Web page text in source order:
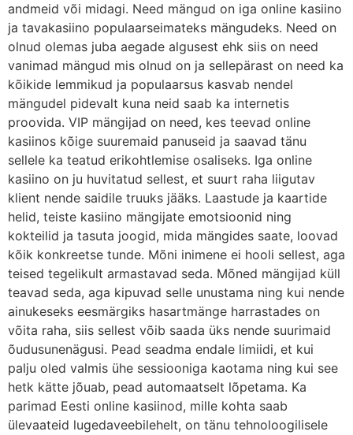
andmeid või midagi. Need mängud on iga online kasiino
ja tavakasiino populaarseimateks mängudeks. Need on
olnud olemas juba aegade algusest ehk siis on need
vanimad mängud mis olnud on ja sellepärast on need ka
kõikide lemmikud ja populaarsus kasvab nendel
mängudel pidevalt kuna neid saab ka internetis
proovida. VIP mängijad on need, kes teevad online
kasiinos kõige suuremaid panuseid ja saavad tänu
sellele ka teatud erikohtlemise osaliseks. Iga online
kasiino on ju huvitatud sellest, et suurt raha liigutav
klient nende saidile truuks jääks. Laastude ja kaartide
helid, teiste kasiino mängijate emotsioonid ning
kokteilid ja tasuta joogid, mida mängides saate, loovad
kõik konkreetse tunde. Mõni inimene ei hooli sellest, aga
teised tegelikult armastavad seda. Mõned mängijad küll
teavad seda, aga kipuvad selle unustama ning kui nende
ainukeseks eesmärgiks hasartmänge harrastades on
võita raha, siis sellest võib saada üks nende suurimaid
õudusunenägusi. Pead seadma endale limiidi, et kui
palju oled valmis ühe sessiooniga kaotama ning kui see
hetk kätte jõuab, pead automaatselt lõpetama. Ka
parimad Eesti online kasiinod, mille kohta saab
ülevaateid lugedaveebilehelt, on tänu tehnoloogilisele